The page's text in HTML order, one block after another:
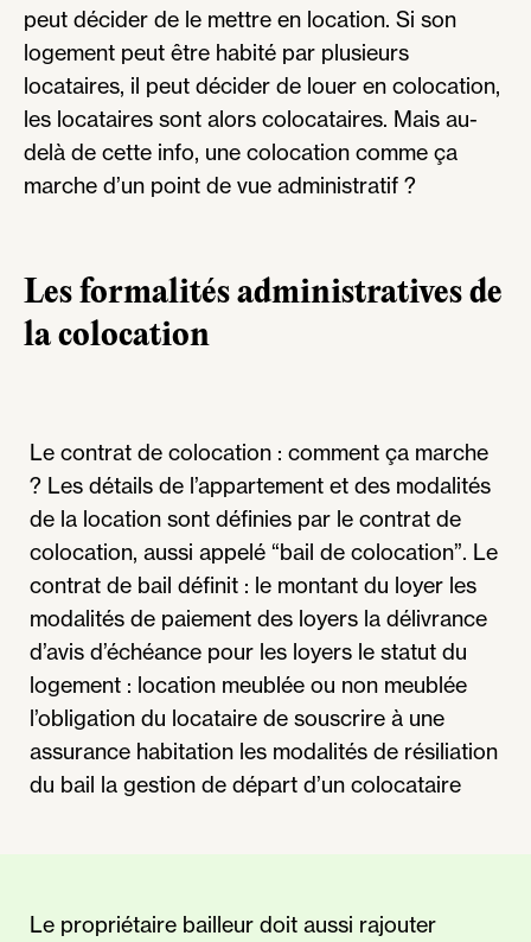
peut décider de le mettre en location. Si son
logement peut être habité par plusieurs
locataires, il peut décider de louer en colocation,
les locataires sont alors colocataires. Mais au-
delà de cette info, une colocation comme ça
marche d’un point de vue administratif ?
Les formalités administratives de
la colocation
Le contrat de colocation : comment ça marche
? Les détails de l’appartement et des modalités
de la location sont définies par le contrat de
colocation, aussi appelé “bail de colocation”. Le
contrat de bail définit : le montant du loyer les
modalités de paiement des loyers la délivrance
d’avis d’échéance pour les loyers le statut du
logement : location meublée ou non meublée
l’obligation du locataire de souscrire à une
assurance habitation les modalités de résiliation
du bail la gestion de départ d’un colocataire
Le propriétaire bailleur doit aussi rajouter